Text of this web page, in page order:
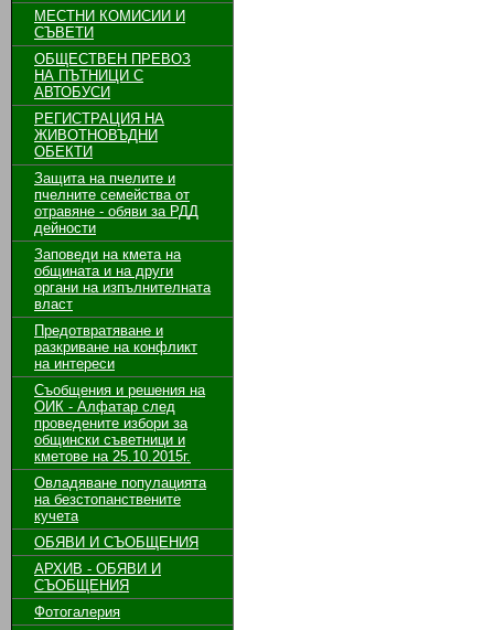
МЕСТНИ КОМИСИИ И
СЪВЕТИ
ОБЩЕСТВЕН ПРЕВОЗ
НА ПЪТНИЦИ С
АВТОБУСИ
РЕГИСТРАЦИЯ НА
ЖИВОТНОВЪДНИ
ОБЕКТИ
Защита на пчелите и
пчелните семейства от
отравяне - обяви за РДД
дейности
Заповеди на кмета на
общината и на други
органи на изпълнителната
власт
Предотвратяване и
разкриване на конфликт
на интереси
Съобщения и решения на
ОИК - Алфатар след
проведените избори за
общински съветници и
кметове на 25.10.2015г.
Овладяване популацията
на безстопанствените
кучета
ОБЯВИ И СЪОБЩЕНИЯ
АРХИВ - ОБЯВИ И
СЪОБЩЕНИЯ
Фотогалерия